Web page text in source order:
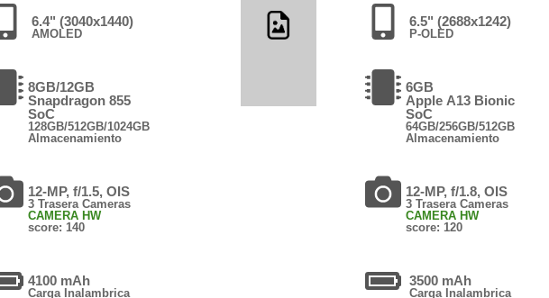
6.4" (3040x1440)
AMOLED
8GB/12GB
Snapdragon 855
SoC
128GB/512GB/1024GB
Almacenamiento
12-MP, f/1.5, OIS
3 Trasera Cameras
CAMERA HW
score: 140
4100 mAh
Carga Inalambrica
6.5" (2688x1242)
P-OLED
6GB
Apple A13 Bionic
SoC
64GB/256GB/512GB
Almacenamiento
12-MP, f/1.8, OIS
3 Trasera Cameras
CAMERA HW
score: 120
3500 mAh
Carga Inalambrica